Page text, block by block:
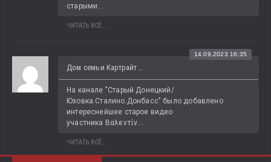
старыми...
ЧИТАТЬ ВСЁ...
Дом семьи Картрайт...
14.09.2023 16:35
На канале "Старый Донецкий/
Юзовка.Сталино.Донбасс" было добавлено
интереснейшее старое видео
участника Βαλεντίν...
ЧИТАТЬ ВСЁ...